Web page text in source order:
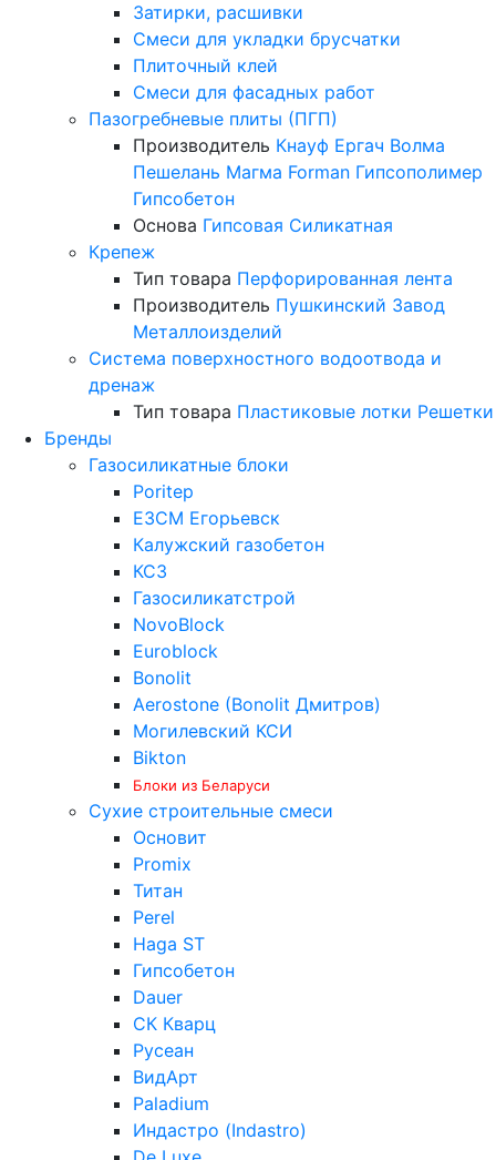
Затирки, расшивки
Смеси для укладки брусчатки
Плиточный клей
Смеси для фасадных работ
Пазогребневые плиты (ПГП)
Производитель Кнауф Ергач Волма
Пешелань Магма Forman Гипсополимер
Гипсобетон
Основа Гипсовая Силикатная
Крепеж
Тип товара Перфорированная лента
Производитель Пушкинский Завод
Металлоизделий
Система поверхностного водоотвода и
дренаж
Тип товара Пластиковые лотки Решетки
Бренды
Газосиликатные блоки
Poritep
ЕЗСМ Егорьевск
Калужский газобетон
КСЗ
Газосиликатстрой
NovoBlock
Euroblock
Bonolit
Aerostone (Bonolit Дмитров)
Могилевский КСИ
Bikton
Блоки из Беларуси
Сухие строительные смеси
Основит
Promix
Титан
Perel
Haga ST
Гипсобетон
Dauer
СК Кварц
Русеан
ВидАрт
Paladium
Индастро (Indastro)